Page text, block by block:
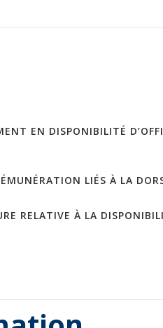
EN DISPONIBILITÉ
LIÉS À LA
RELATIVE À LA